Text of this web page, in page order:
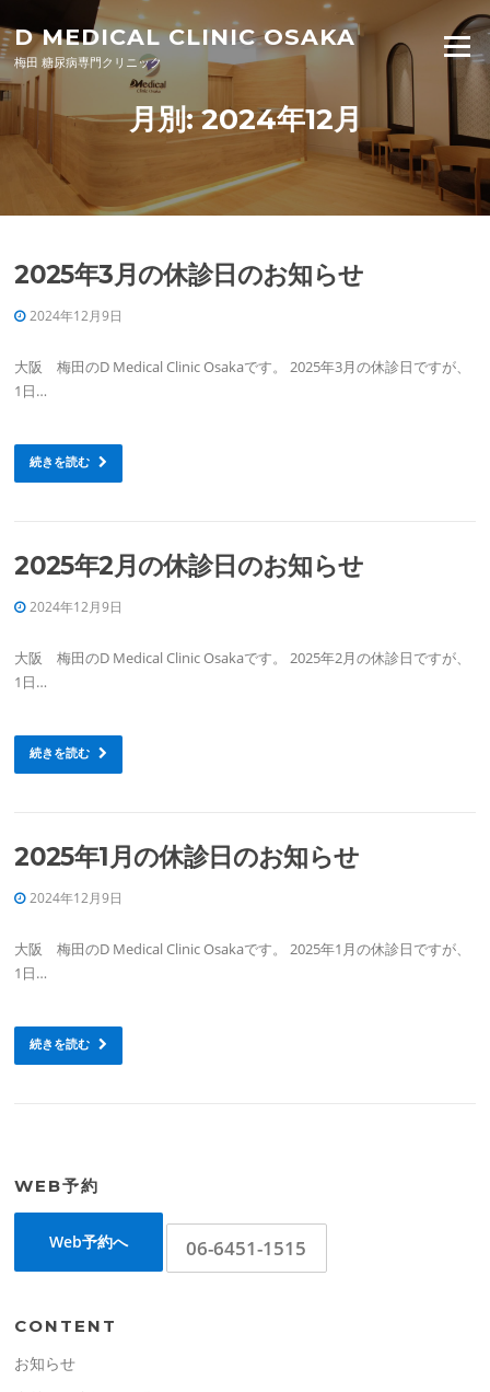
Skip to content
D MEDICAL CLINIC OSAKA
梅田 糖尿病専門クリニック
Menu
月別: 2024年12月
2025年3月の休診日のお知らせ
2024年12月9日
大阪 梅田のD Medical Clinic Osakaです。 2025年3月の休診日ですが、
1日…
続きを読む
2025年2月の休診日のお知らせ
2024年12月9日
大阪 梅田のD Medical Clinic Osakaです。 2025年2月の休診日ですが、
1日…
続きを読む
2025年1月の休診日のお知らせ
2024年12月9日
大阪 梅田のD Medical Clinic Osakaです。 2025年1月の休診日ですが、
1日…
続きを読む
WEB予約
Web予約へ 06-6451-1515
CONTENT
お知らせ